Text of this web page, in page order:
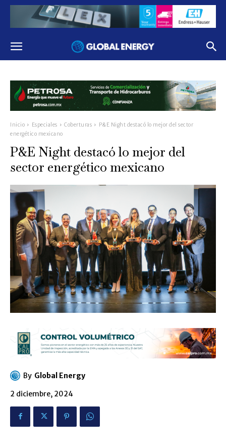
Inicio Especiales Coberturas
P&E Night destacó lo mejor del sector
energético mexicano
P&E Night destacó lo mejor del
sector energético mexicano
By Global Energy
2 diciembre, 2024